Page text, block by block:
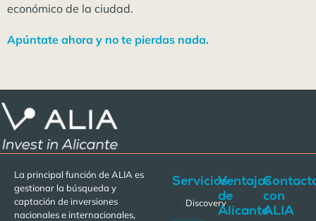
económico de la ciudad.
Apúntate ahora y no te pierdas nada.
La principal función de ALIA es
gestionar la búsqueda y
captación de inversiones
nacionales e internacionales,
Servicios
Discovery
Ventajas
de
Alicante
con
ALIA